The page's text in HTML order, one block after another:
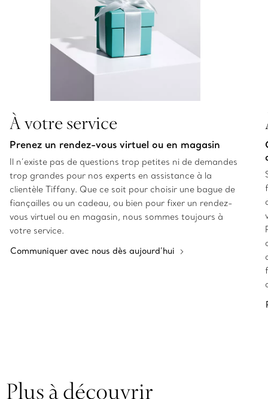
À votre service
Prenez un rendez-vous virtuel ou en magasin
Il n’existe pas de questions trop petites ni de demandes
trop grandes pour nos experts en assistance à la
clientèle Tiffany. Que ce soit pour choisir une bague de
fiançailles ou un cadeau, ou bien pour fixer un rendez-
vous virtuel ou en magasin, nous sommes toujours à
votre service.
Communiquer avec nous dès aujourd’hui
Plus à découvrir